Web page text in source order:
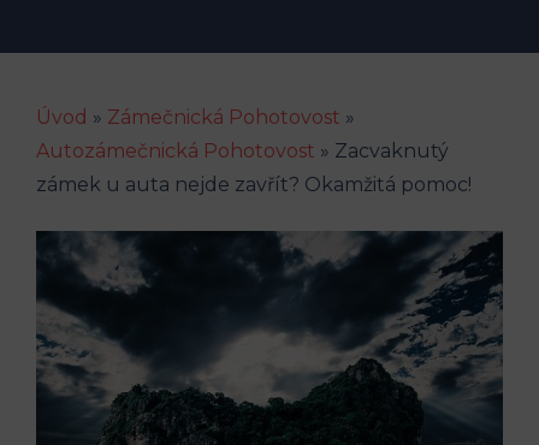
Úvod » Zámečnická Pohotovost »
Autozámečnická Pohotovost » Zacvaknutý
zámek u auta nejde zavřít? Okamžitá pomoc!